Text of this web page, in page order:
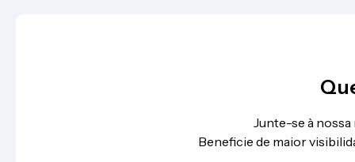
Junte-se à
Beneficie de maior